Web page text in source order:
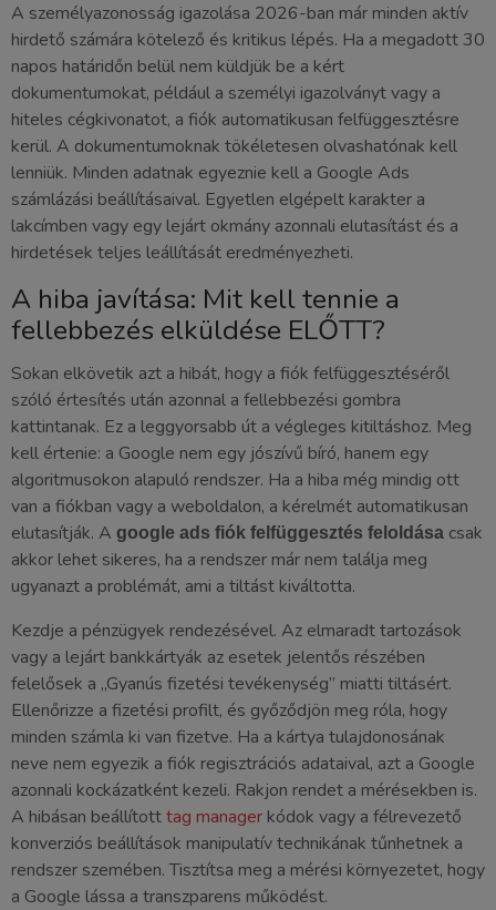
A személyazonosság igazolása 2026-ban már minden aktív
hirdető számára kötelező és kritikus lépés. Ha a megadott 30
napos határidőn belül nem küldjük be a kért
dokumentumokat, például a személyi igazolványt vagy a
hiteles cégkivonatot, a fiók automatikusan felfüggesztésre
kerül. A dokumentumoknak tökéletesen olvashatónak kell
lenniük. Minden adatnak egyeznie kell a Google Ads
számlázási beállításaival. Egyetlen elgépelt karakter a
lakcímben vagy egy lejárt okmány azonnali elutasítást és a
hirdetések teljes leállítását eredményezheti.
A hiba javítása: Mit kell tennie a
fellebbezés elküldése ELŐTT?
Sokan elkövetik azt a hibát, hogy a fiók felfüggesztéséről
szóló értesítés után azonnal a fellebbezési gombra
kattintanak. Ez a leggyorsabb út a végleges kitiltáshoz. Meg
kell értenie: a Google nem egy jószívű bíró, hanem egy
algoritmusokon alapuló rendszer. Ha a hiba még mindig ott
van a fiókban vagy a weboldalon, a kérelmét automatikusan
elutasítják. A google ads fiók felfüggesztés feloldása csak
akkor lehet sikeres, ha a rendszer már nem találja meg
ugyanazt a problémát, ami a tiltást kiváltotta.
Kezdje a pénzügyek rendezésével. Az elmaradt tartozások
vagy a lejárt bankkártyák az esetek jelentős részében
felelősek a „Gyanús fizetési tevékenység” miatti tiltásért.
Ellenőrizze a fizetési profilt, és győződjön meg róla, hogy
minden számla ki van fizetve. Ha a kártya tulajdonosának
neve nem egyezik a fiók regisztrációs adataival, azt a Google
azonnali kockázatként kezeli. Rakjon rendet a mérésekben is.
A hibásan beállítotttag manager kódok vagy a félrevezető
konverziós beállítások manipulatív technikának tűnhetnek a
rendszer szemében. Tisztítsa meg a mérési környezetet, hogy
a Google lássa a transzparens működést.